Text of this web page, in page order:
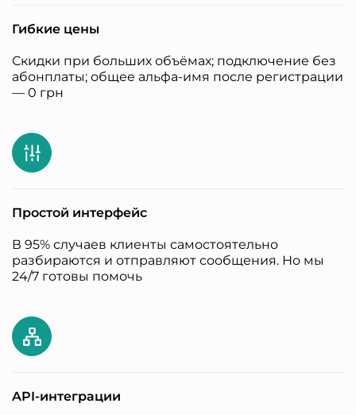
Гибкие цены
Скидки при больших объёмах; подключение без
абонплаты; общее альфа-имя после регистрации
— 0 грн
Простой интерфейс
В 95% случаев клиенты самостоятельно
разбираются и отправляют сообщения. Но мы
24/7 готовы помочь
API-интеграции